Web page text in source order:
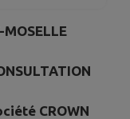
MOSELLE
CROWN